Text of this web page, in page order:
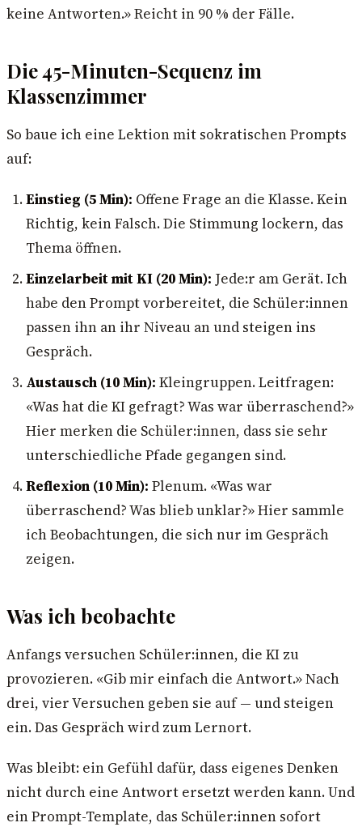
keine Antworten.» Reicht in 90 % der Fälle.
Die 45-Minuten-Sequenz im
Klassenzimmer
So baue ich eine Lektion mit sokratischen Prompts
auf:
Einstieg (5 Min): Offene Frage an die Klasse. Kein
Richtig, kein Falsch. Die Stimmung lockern, das
Thema öffnen.
Einzelarbeit mit KI (20 Min): Jede:r am Gerät. Ich
habe den Prompt vorbereitet, die Schüler:innen
passen ihn an ihr Niveau an und steigen ins
Gespräch.
Austausch (10 Min): Kleingruppen. Leitfragen:
«Was hat die KI gefragt? Was war überraschend?»
Hier merken die Schüler:innen, dass sie sehr
unterschiedliche Pfade gegangen sind.
Reflexion (10 Min): Plenum. «Was war
überraschend? Was blieb unklar?» Hier sammle
ich Beobachtungen, die sich nur im Gespräch
zeigen.
Was ich beobachte
Anfangs versuchen Schüler:innen, die KI zu
provozieren. «Gib mir einfach die Antwort.» Nach
drei, vier Versuchen geben sie auf — und steigen
ein. Das Gespräch wird zum Lernort.
Was bleibt: ein Gefühl dafür, dass eigenes Denken
nicht durch eine Antwort ersetzt werden kann. Und
ein Prompt-Template, das Schüler:innen sofort